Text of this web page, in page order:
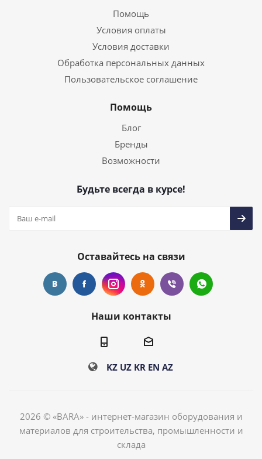
Помощь
Условия оплаты
Условия доставки
Обработка персональных данных
Пользовательское соглашение
Помощь
Блог
Бренды
Возможности
Будьте всегда в курсе!
Оставайтесь на связи
Наши контакты
KZ UZ KR EN AZ
2026 © «BARA» - интернет-магазин оборудования и
материалов для строительства, промышленности и
склада